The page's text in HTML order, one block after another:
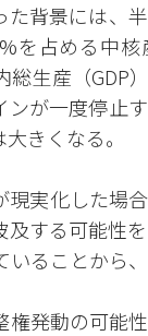
た背景には、
を占める中
総生産（GDP
が一度停止
きくなる。
現実化した場
する可能性
ることから
権発動の可能